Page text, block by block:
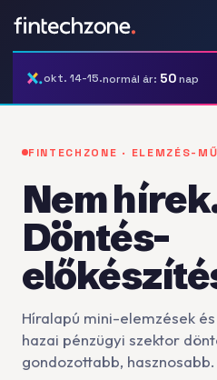
okt. 14-15.normál ár: 50nap
FINTECHZONE · ELEMZÉS-
Nem
Döntés-
Híralapú mini-elemzések
hazai pénzügyi szektor
gondozottabb, hasznosabb.